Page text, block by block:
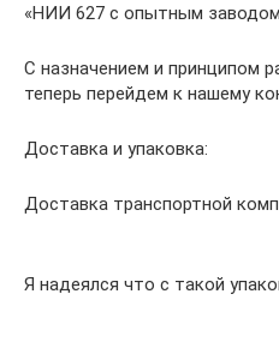
«НИИ 627 с опытным
С назначением и принципом
теперь перейдем к нашему
Доставка и упаковка:
Доставка транспортной
Я надеялся что с такой